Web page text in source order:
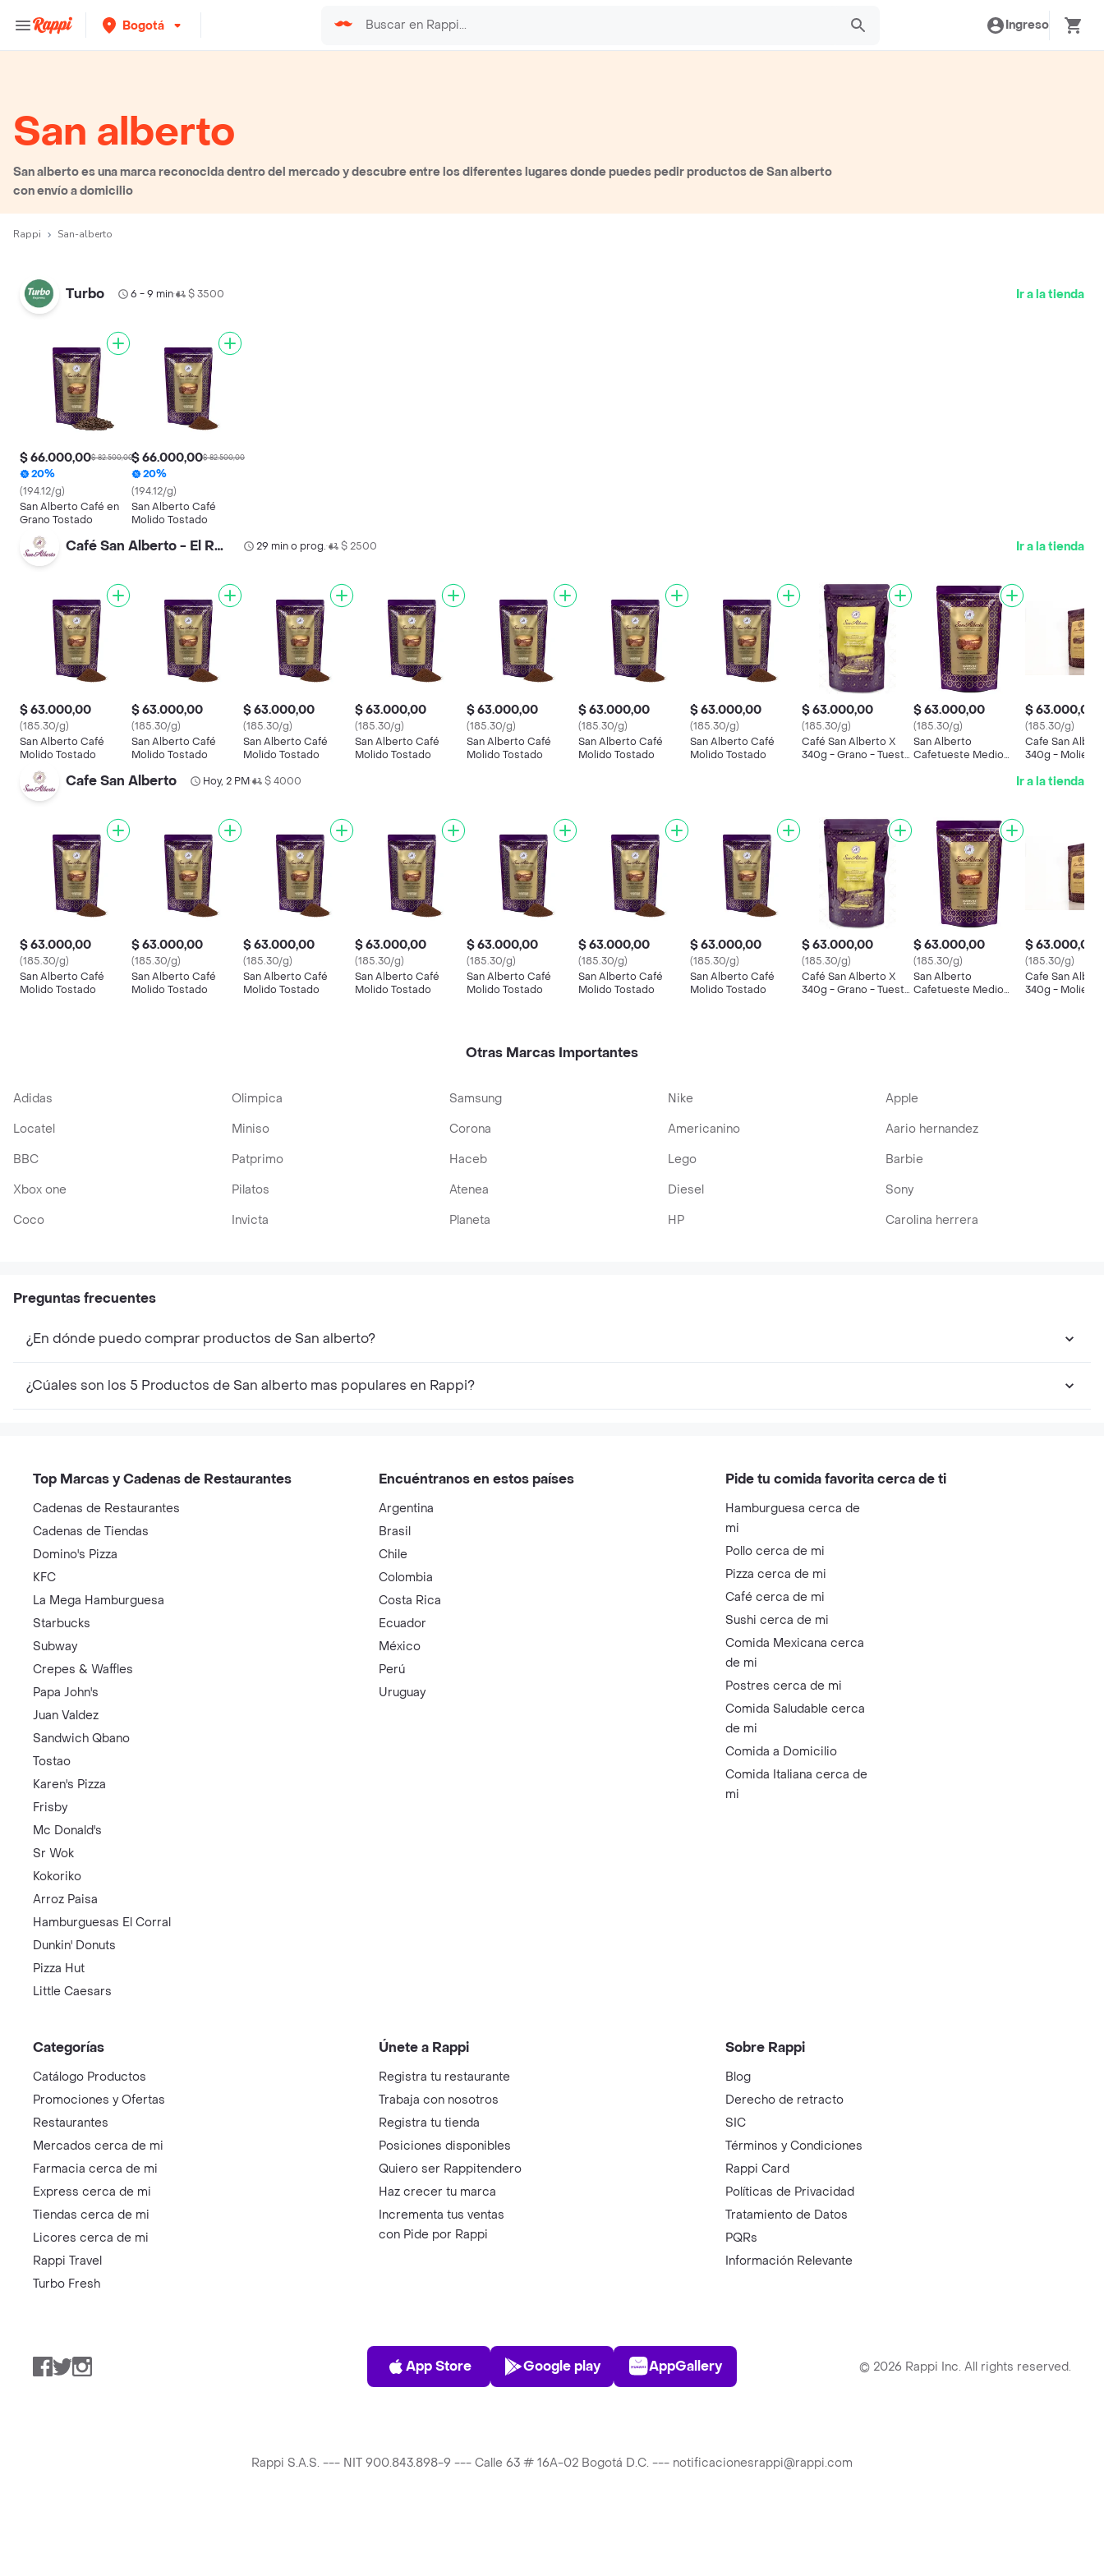
Bogotá Ingreso
San alberto
San alberto es una marca reconocida dentro del mercado y descubre entre los diferentes lugares donde puedes pedir productos de San alberto
con envío a domicilio
Rappi San-alberto
Turbo 6 - 9 min• $ 3500 Ir a la tienda
$ 66.000,00$ 82.500,00
20%
(194.12/g)
San Alberto Café en
Grano Tostado
$ 66.000,00$ 82.500,00
20%
(194.12/g)
San Alberto Café
Molido Tostado
Café San Alberto - El Retiro 29 min o prog.• $ 2500 Ir a la tienda
$ 63.000,00
(185.30/g)
San Alberto Café
Molido Tostado
$ 63.000,00
(185.30/g)
San Alberto Café
Molido Tostado
$ 63.000,00
(185.30/g)
San Alberto Café
Molido Tostado
$ 63.000,00
(185.30/g)
San Alberto Café
Molido Tostado
$ 63.000,00
(185.30/g)
San Alberto Café
Molido Tostado
$ 63.000,00
(185.30/g)
San Alberto Café
Molido Tostado
$ 63.000,00
(185.30/g)
San Alberto Café
Molido Tostado
$ 63.000,00
(185.30/g)
Café San Alberto X
340g - Grano - Tueste
$ 63.000,00
(185.30/g)
San Alberto
Cafetueste Medio
$ 63.000,00
(185.30/g)
Cafe San
340g -
Cafe San Alberto Hoy, 2 PM• $ 4000 Ir a la tienda
$ 63.000,00
(185.30/g)
San Alberto Café
Molido Tostado
$ 63.000,00
(185.30/g)
San Alberto Café
Molido Tostado
$ 63.000,00
(185.30/g)
San Alberto Café
Molido Tostado
$ 63.000,00
(185.30/g)
San Alberto Café
Molido Tostado
$ 63.000,00
(185.30/g)
San Alberto Café
Molido Tostado
$ 63.000,00
(185.30/g)
San Alberto Café
Molido Tostado
$ 63.000,00
(185.30/g)
San Alberto Café
Molido Tostado
$ 63.000,00
(185.30/g)
Café San Alberto X
340g - Grano - Tueste
$ 63.000,00
(185.30/g)
San Alberto
Cafetueste Medio
$ 63.000,00
(185.30/g)
Cafe San
340g -
Otras Marcas Importantes
Adidas Olimpica Samsung Nike
Apple
Locatel
Miniso Corona Americanino
Aario hernandez
BBC
Patprimo Haceb Lego
Barbie
Xbox one
Pilatos Atenea Diesel
Sony
Coco
Invicta Planeta HP Carolina herrera
Preguntas frecuentes
¿En dónde puedo comprar productos de San alberto?
¿Cúales son los 5 Productos de San alberto mas populares en Rappi?
Top Marcas y Cadenas de Restaurantes
Cadenas de Restaurantes
Cadenas de Tiendas
Domino's Pizza
KFC
La Mega Hamburguesa
Starbucks
Subway
Crepes & Waffles
Papa John's
Juan Valdez
Sandwich Qbano
Tostao
Karen's Pizza
Frisby
Mc Donald's
Sr Wok
Kokoriko
Arroz Paisa
Hamburguesas El Corral
Dunkin' Donuts
Pizza Hut
Little Caesars
Encuéntranos en estos países
Argentina
Brasil
Chile
Colombia
Costa Rica
Ecuador
México
Perú
Uruguay
Pide tu comida favorita cerca de ti
Hamburguesa cerca de
mi
Pollo cerca de mi
Pizza cerca de mi
Café cerca de mi
Sushi cerca de mi
Comida Mexicana cerca
de mi
Postres cerca de mi
Comida Saludable cerca
de mi
Comida a Domicilio
Comida Italiana cerca de
mi
Categorías
Catálogo Productos
Promociones y Ofertas
Restaurantes
Mercados cerca de mi
Farmacia cerca de mi
Express cerca de mi
Tiendas cerca de mi
Licores cerca de mi
Rappi Travel
Turbo Fresh
Únete a Rappi
Registra tu restaurante
Trabaja con nosotros
Registra tu tienda
Posiciones disponibles
Quiero ser Rappitendero
Haz crecer tu marca
Incrementa tus ventas
con Pide por Rappi
Sobre Rappi
Blog
Derecho de retracto
SIC
Términos y Condiciones
Rappi Card
Políticas de Privacidad
Tratamiento de Datos
PQRs
Información Relevante
Facebook
TwitterInstagram
App Store
App Store
Play Store
Google play
AppGallery
AppGallery © 2026 Rappi Inc. All rights reserved.
Rappi S.A.S. --- NIT 900.843.898-9 --- Calle 63 # 16A-02 Bogotá D.C. --- notificacionesrappi@rappi.com